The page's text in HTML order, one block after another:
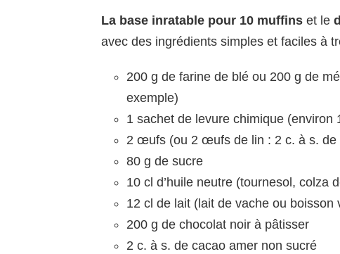
La base inratable pour 10 muffins et le
avec des ingrédients simples et faciles à
200 g de farine de blé ou 200 g de
exemple)
1 sachet de levure chimique (environ
2 œufs (ou 2 œufs de lin : 2 c. à s. de
80 g de sucre
10 cl d’huile neutre (tournesol, colza
12 cl de lait (lait de vache ou
200 g de chocolat noir à pâtisser
2 c. à s. de cacao amer non sucré